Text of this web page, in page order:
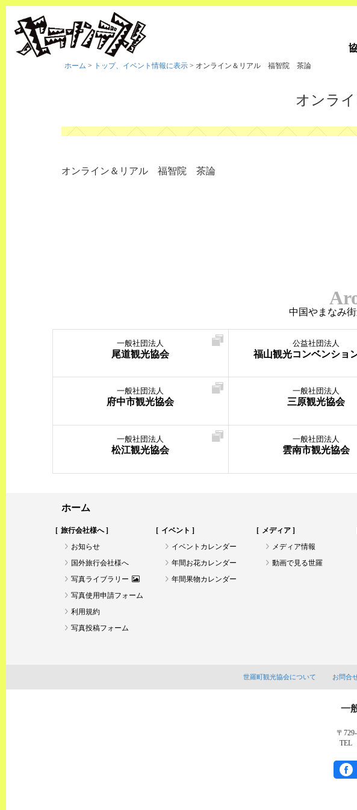
ホーム > トップ、イベント情報に表示 > オンライン＆リアル 福智院 茶論
オンラ
オンライン＆リアル 福智院 茶論
中国やまなみ
一般社団法人
尾道観光協会
公益社団法人
福山観光コンベンショ
一般社団法人
府中市観光協会
一般社団法人
三原観光協会
一般社団法人
松江観光協会
一般社団法人
雲南市観光協会
ホーム
旅行会社様へ
お知らせ
国外旅行会社様へ
写真ライブラリー
写真使用申請フォーム
利用規約
写真投稿フォーム
イベント
イベントカレンダー
年間お花カレンダー
年間果物カレンダー
メディア
メディア情報
動画で見る世羅
世羅町観光協会について お問合
一
〒
TEL